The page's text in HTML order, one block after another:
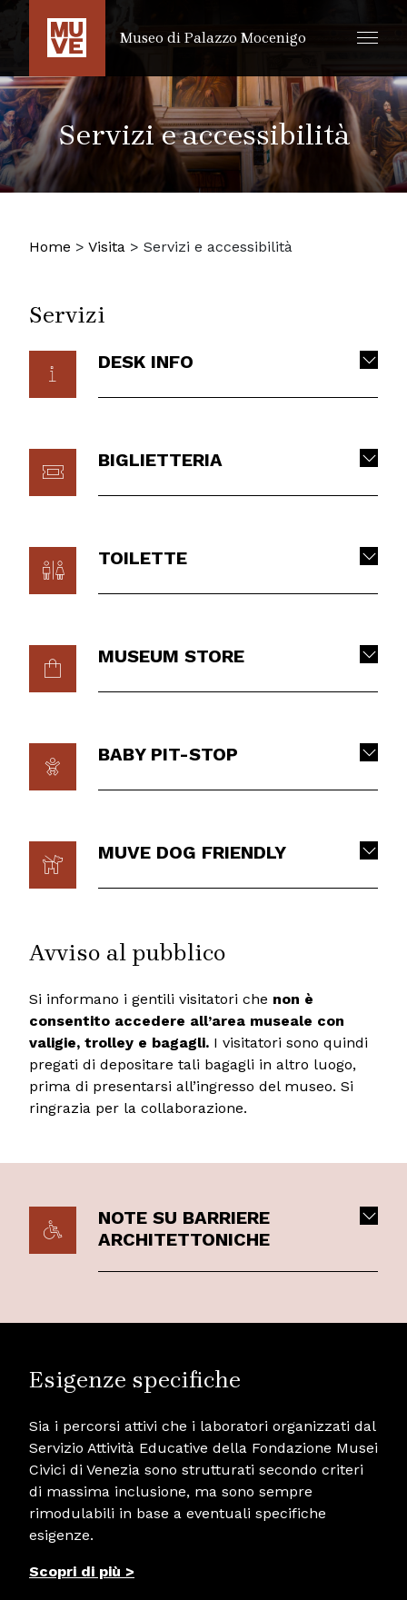
SALTA AL CONTENUTO PRINCIPALE
Museo di Palazzo Mocenigo
Servizi e accessibilità
Home > Visita > Servizi e accessibilità
Servizi
DESK INFO
BIGLIETTERIA
TOILETTE
MUSEUM STORE
BABY PIT-STOP
MUVE DOG FRIENDLY
Avviso al pubblico
Si informano i gentili visitatori che non è
consentito accedere all’area museale con
valigie, trolley e bagagli. I visitatori sono quindi
pregati di depositare tali bagagli in altro luogo,
prima di presentarsi all’ingresso del museo. Si
ringrazia per la collaborazione.
NOTE SU BARRIERE
ARCHITETTONICHE
Esigenze specifiche
Sia i percorsi attivi che i laboratori organizzati dal
Servizio Attività Educative della Fondazione Musei
Civici di Venezia sono strutturati secondo criteri
di massima inclusione, ma sono sempre
rimodulabili in base a eventuali specifiche
esigenze.
Scopri di più >